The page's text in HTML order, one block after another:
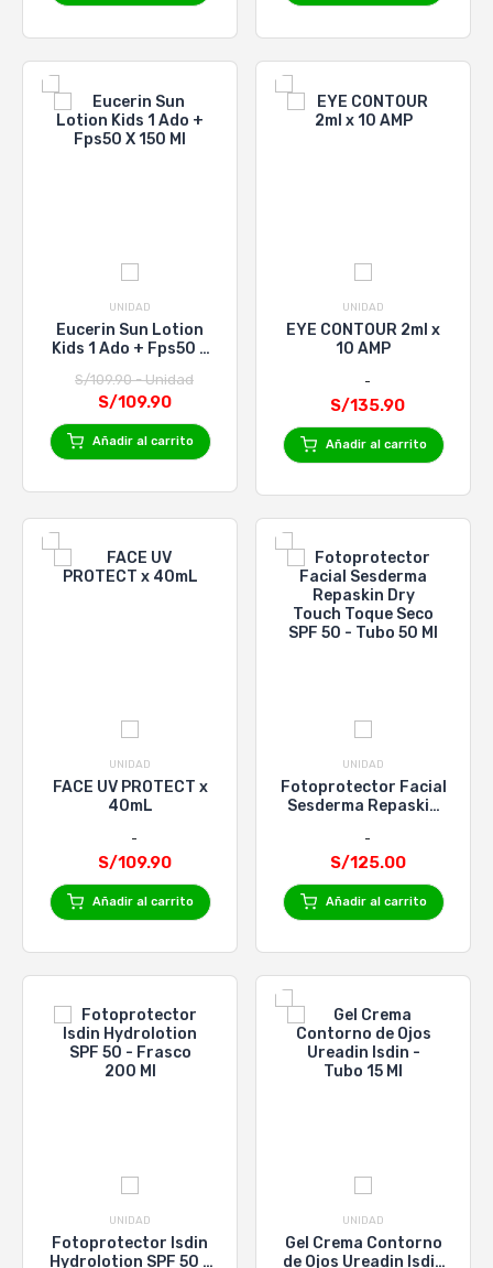
UNIDAD
Eucerin Sun Lotion
Kids 1 Ado + Fps50 X
S/109.90 - Unidad
S/109.90
Añadir al carrito
UNIDAD
EYE CONTOUR 2ml x
10 AMP
S/135.90
Añadir al carrito
UNIDAD
FACE UV PROTECT x
40mL
S/109.90
Añadir al carrito
UNIDAD
Fotoprotector Facial
Sesderma Repaskin
Seco SPF 50 - Tubo
50 Ml
S/125.00
Añadir al carrito
UNIDAD
Fotoprotector Isdin
Hydrolotion SPF 50 -
UNIDAD
Gel Crema Contorno
de Ojos Ureadin Isdin